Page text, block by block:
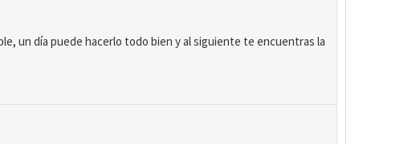
un día puede hacerlo todo bien y al siguiente te encuentras la